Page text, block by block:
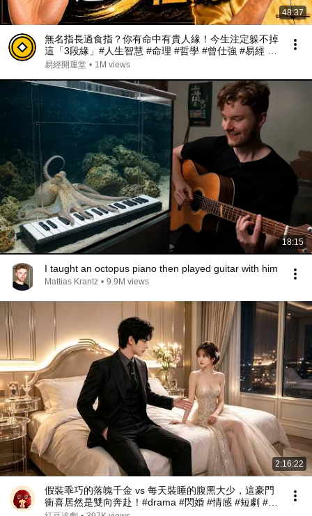
48:37
無名指長過食指？你有命中有貴人緣！今生注定躲不掉
這「3段緣」#人生智慧 #命理 #哲學 #曾仕強 #易經 #
正能量#人生智慧 #命理 #哲學 #曾仕強 #易經 #正能量
易經開運堂 • 1M views
18:15
I taught an octopus piano then played guitar with him
Mattias Krantz • 9.9M views
2:16:22
假裝乖巧的落魄千金 vs 每天裝睡的腹黑大少，這豪門
衝喜居然是雙向奔赴！#drama #閃婚 #情感 #短劇 #女